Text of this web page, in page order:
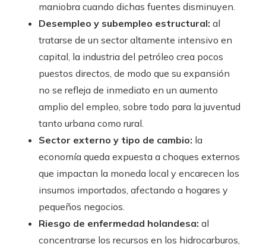
maniobra cuando dichas fuentes disminuyen.
Desempleo y subempleo estructural: al
tratarse de un sector altamente intensivo en
capital, la industria del petróleo crea pocos
puestos directos, de modo que su expansión
no se refleja de inmediato en un aumento
amplio del empleo, sobre todo para la juventud
tanto urbana como rural.
Sector externo y tipo de cambio: la
economía queda expuesta a choques externos
que impactan la moneda local y encarecen los
insumos importados, afectando a hogares y
pequeños negocios.
Riesgo de enfermedad holandesa: al
concentrarse los recursos en los hidrocarburos,